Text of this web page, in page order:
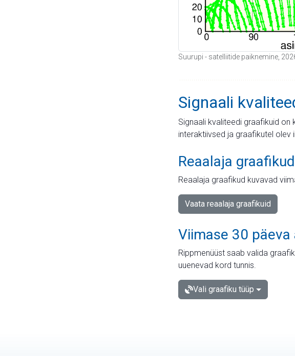
Suurupi - satelliitide paiknemine,
Signaali
Signaali kvaliteedi graafikuid
interaktiivsed ja graafikutel olev
Reaalaja graafikud
Reaalaja graafikud kuvavad
Vaata reaalaja graafikuid
Viimase 30 päeva
Rippmenüüst saab valida
uuenevad kord tunnis.
Vali graafiku tüüp